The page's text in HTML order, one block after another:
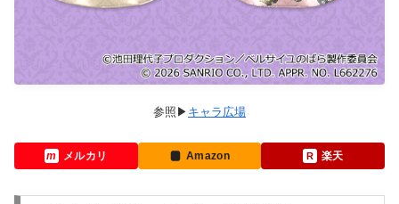
キャラ広場
メルカリ Amazon 楽天